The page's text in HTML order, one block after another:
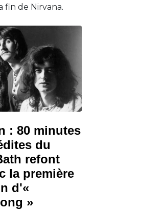
fin de Nirvana.
: 80 minutes
du
refont
la première
d'«
»